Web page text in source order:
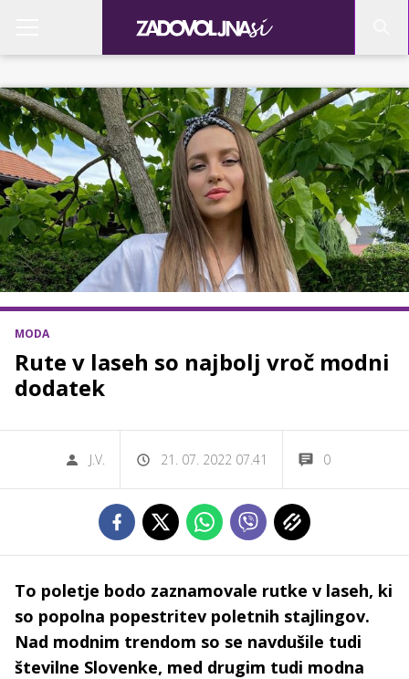
MODA
Rute v laseh so najbolj vroč modni
dodatek
J.V. 21. 07. 2022 07.41 0
To poletje bodo zaznamovale rutke v laseh, ki
so popolna popestritev poletnih stajlingov.
Nad modnim trendom so se navdušile tudi
številne Slovenke, med drugim tudi modna